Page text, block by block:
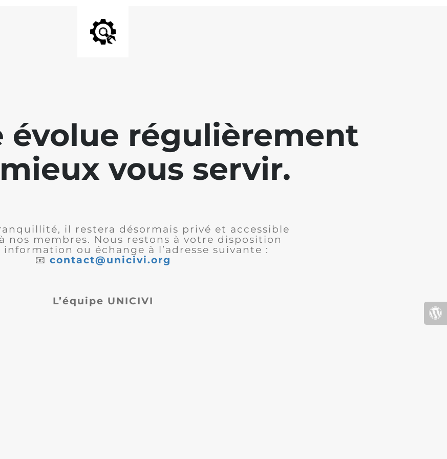
évolue régulièrement
vous servir.
il restera désormais privé et accessible
nos membres. Nous restons à votre disposition
ou échange à l’adresse suivante :
📧 contact@unicivi.org
L’équipe UNICIVI